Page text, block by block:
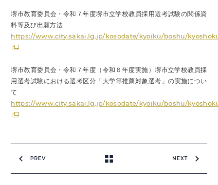
堺市教育委員会・令和７年度堺市立学校教員採用選考試験の関係資
料等及び出願方法
https://www.city.sakai.lg.jp/kosodate/kyoiku/boshu/
堺市教育委員会・令和７年度（令和６年度実施）堺市立学校教員採
用選考試験における選考区分「大学等推薦対象選考」の実施につい
て
https://www.city.sakai.lg.jp/kosodate/kyoiku/boshu/
PREV NEXT